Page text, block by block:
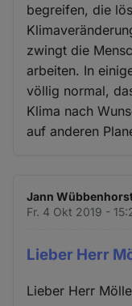
begreifen, die
zwingt die
arbeiten. In
völlig normal,
Klima nach
auf anderen
Jann
Fr. 4 Okt 2019 -
Lieber Herr
Lieber Herr